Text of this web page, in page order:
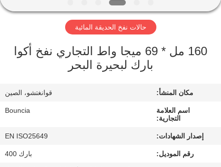
معلومات
المعمل
مراقبة
الجودة
حالات نفخ الحديقة المائية
160 مل * 69 ميجا واط التجاري نفخ أكوا
بارك لبحيرة البحر
مكان المنشأ: قوانغتشو، الصين
اسم العلامة
التجارية:
Bouncia
إصدار الشهادات: EN ISO25649
رقم الموديل: بارك 400